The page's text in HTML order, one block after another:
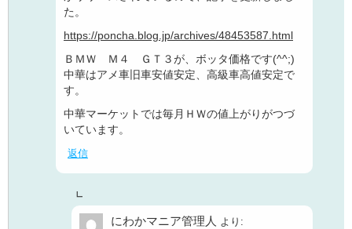
た。
https://poncha.blog.jp/archives/48453587.html
ＢＭＷ Ｍ４ ＧＴ３が、ボッタ価格です(^^;)
中華はアメ車旧車安値安定、高級車高値安定で
す。
中華マーケットでは毎月ＨＷの値上がりがつづ
いています。
返信
にわかマニア管理人 より: